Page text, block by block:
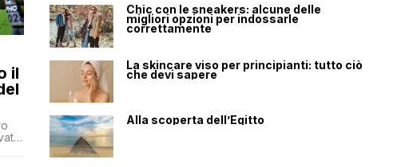
il
Chic con le sneakers: alcune delle
migliori opzioni per indossarle
correttamente
La skincare viso per principianti: tutto ciò
che devi sapere
Alla scoperta dell’Egitto